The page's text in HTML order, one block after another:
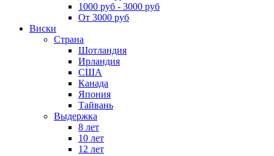
1000 руб - 3000 руб
От 3000 руб
Виски
Страна
Шотландия
Ирландия
США
Канада
Япония
Тайвань
Выдержка
8 лет
10 лет
12 лет